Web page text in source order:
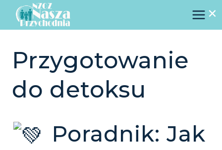
Przejdź
Przygotowanie
do detoksu
Poradnik: Jak
×